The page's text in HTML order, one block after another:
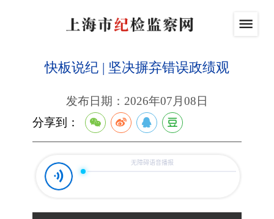
快板说纪 | 坚决摒弃错误政绩观
发布日期：2026年07月08日
分享到：